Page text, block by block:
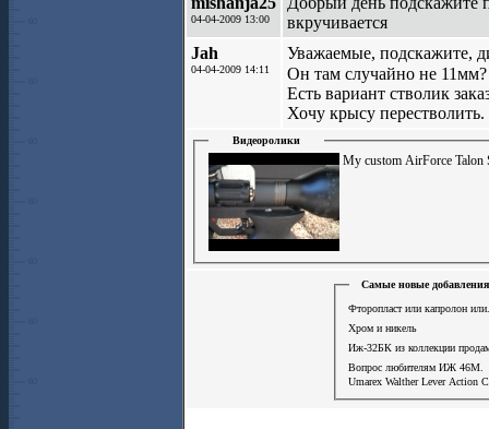
04-04-2009 13:00
вкручивается
Jah
04-04-2009 14:11
Уважаемые, подскажите,
Он там случайно не
Есть вариант стволик
Хочу крысу перестволить.
Видеоролики
My custom AirForce Talon
Самые новые
Фторопласт или капролон
Хром и никель
Иж-32БК из коллекции
Вопрос любителям ИЖ 46М.
Umarex Walther Lever Action